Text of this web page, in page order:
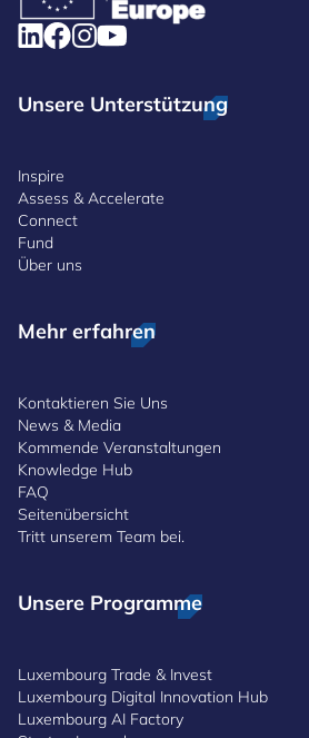
Unsere Unterstützung
Inspire
Assess & Accelerate
Connect
Fund
Über uns
Mehr erfahren
Kontaktieren Sie Uns
News & Media
Kommende Veranstaltungen
Knowledge Hub
FAQ
Seitenübersicht
Tritt unserem Team bei.
Unsere Programme
Luxembourg Trade & Invest
Luxembourg Digital Innovation Hub
Luxembourg AI Factory